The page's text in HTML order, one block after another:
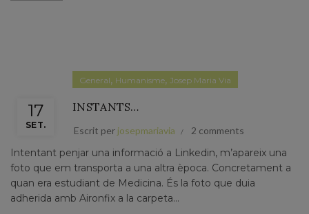
17
SET.
General, Humanisme, Josep Maria Via
INSTANTS…
Escrit per josepmariavia 2 comments
Intentant penjar una informació a Linkedin, m’apareix una
foto que em transporta a una altra època. Concretament a
quan era estudiant de Medicina. És la foto que duia
adherida amb Aironfix a la carpeta...